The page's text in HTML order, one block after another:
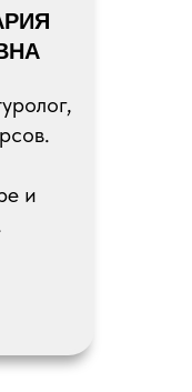
и